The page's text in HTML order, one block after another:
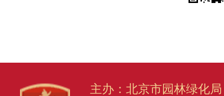
主办：北京市园林绿化